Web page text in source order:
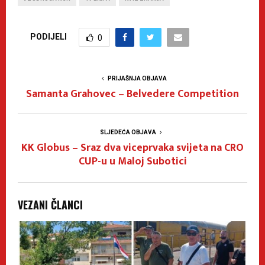
PODIJELI 0
PRIJAŠNJA OBJAVA
Samanta Grahovec – Belvedere Competition
SLJEDEĆA OBJAVA
KK Globus – Sraz dva viceprvaka svijeta na CRO
CUP-u u Maloj Subotici
VEZANI ČLANCI